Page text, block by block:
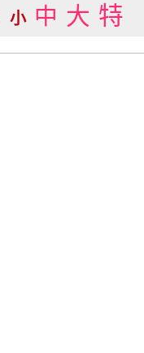
小 中 大 特